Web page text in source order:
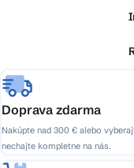
e
Doprava zdarma
Nakúpte nad 300 € alebo
nechajte kompletne na nás.